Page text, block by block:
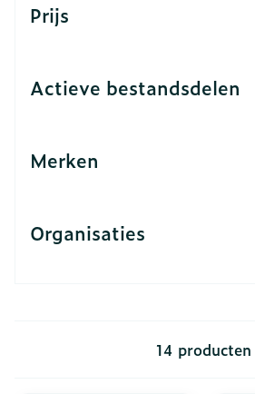
Prijs
Actieve bestandsdelen
Merken
Organisaties
14 producten